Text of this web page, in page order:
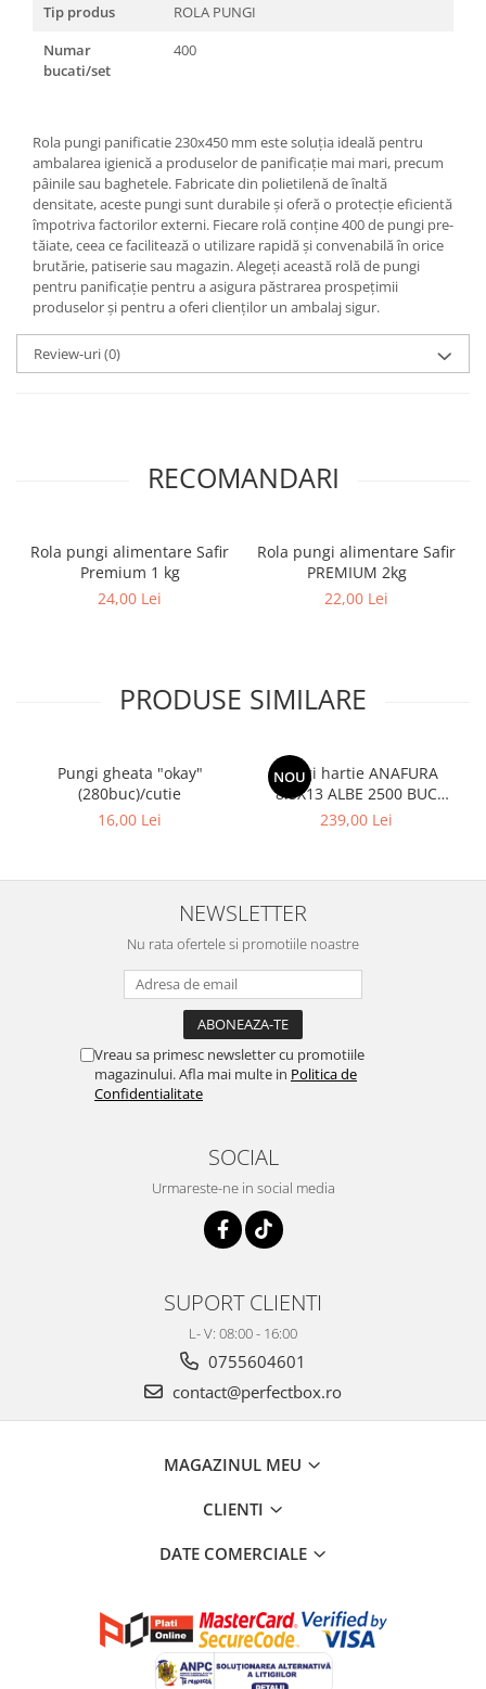
Tip produs
ROLA PUNGI
Numar
bucati/set
400
Rola pungi panificatie 230x450 mm este soluția ideală pentru
ambalarea igienică a produselor de panificație mai mari, precum
pâinile sau baghetele. Fabricate din polietilenă de înaltă
densitate, aceste pungi sunt durabile și oferă o protecție eficientă
împotriva factorilor externi. Fiecare rolă conține 400 de pungi pre-
tăiate, ceea ce facilitează o utilizare rapidă și convenabilă în orice
brutărie, patiserie sau magazin. Alegeți această rolă de pungi
pentru panificație pentru a asigura păstrarea prospețimii
produselor și pentru a oferi clienților un ambalaj sigur.
Review-uri(0)
RECOMANDARI
Rola pungi alimentare Safir
Premium 1 kg
24,00 Lei
Rola pungi alimentare Safir
PREMIUM 2kg
22,00 Lei
PRODUSE SIMILARE
Pungi gheata "okay"
(280buc)/cutie
16,00 Lei
NOU
Pungi hartie ANAFURA
8.5X13 ALBE 2500 BUC
CUTIE
239,00 Lei
NEWSLETTER
Nu rata ofertele si promotiile noastre
Vreau sa primesc newsletter cu promotiile
magazinului. Afla mai multe in Politica de
Confidentialitate
SOCIAL
Urmareste-ne in social media
SUPORT CLIENTI
L- V: 08:00 - 16:00
0755604601
contact@perfectbox.ro
MAGAZINUL MEU
CLIENTI
DATE COMERCIALE